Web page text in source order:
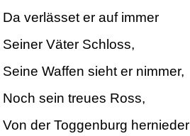
Da verlässet er auf immer
Seiner Väter Schloss,
Seine Waffen sieht er nimmer,
Noch sein treues Ross,
Von der Toggenburg hernieder